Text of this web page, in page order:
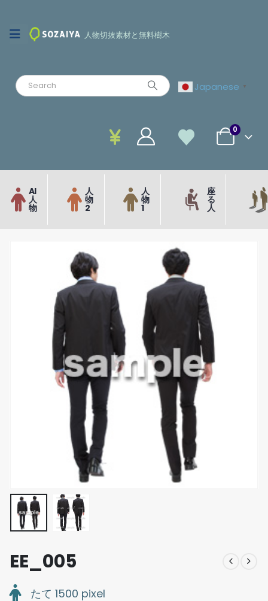
人物切抜素材と無料樹木
Japanese ▼
0
AI
人
物
人
物
2
人
物
1
座
る
人
EE_005
たて 1500 pixel